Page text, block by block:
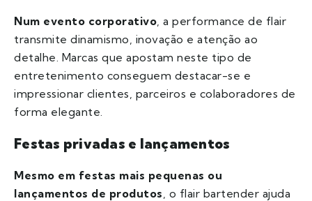
Num evento corporativo, a performance de flair
transmite dinamismo, inovação e atenção ao
detalhe. Marcas que apostam neste tipo de
entretenimento conseguem destacar-se e
impressionar clientes, parceiros e colaboradores de
forma elegante.
Festas privadas e lançamentos
Mesmo em festas mais pequenas ou
lançamentos de produtos, o flair bartender ajuda